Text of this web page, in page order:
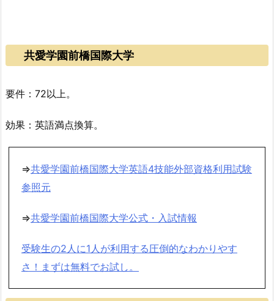
共愛学園前橋国際大学
要件：72以上。
効果：英語満点換算。
⇒共愛学園前橋国際大学英語4技能外部資格利用試験
参照元
⇒共愛学園前橋国際大学公式・入試情報
受験生の2人に1人が利用する圧倒的なわかりやす
さ！まずは無料でお試し。